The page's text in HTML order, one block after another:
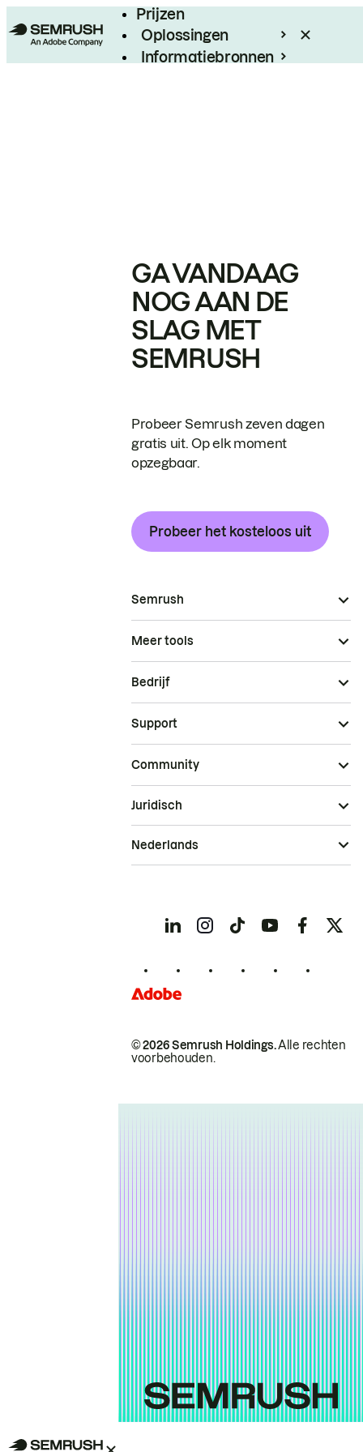
Prijzen
Oplossingen
Informatiebronnen
GA VANDAAG
NOG AAN DE
SLAG MET
SEMRUSH
Probeer Semrush zeven dagen
gratis uit. Op elk moment
opzegbaar.
Probeer het kosteloos uit
Semrush
Meer tools
Bedrijf
Support
Community
© 2026 Semrush Holdings.Alle rechten
voorbehouden.
Juridisch
Nederlands